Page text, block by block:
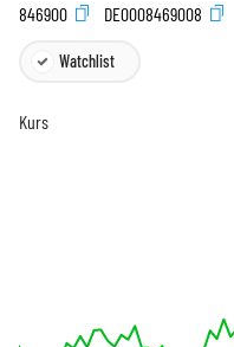
846900
DE0008469008
Watchlist
Kurs